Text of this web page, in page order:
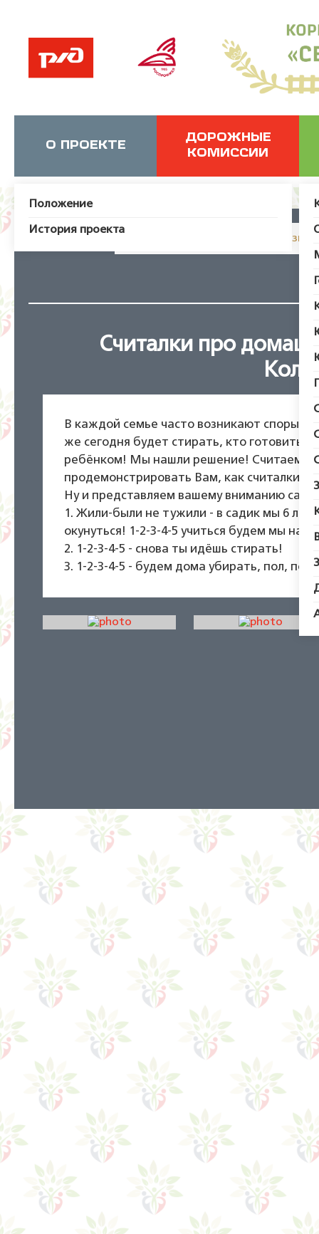
О ПРОЕКТЕ
Положение
История проекта
ДОРОЖНЫЕ
КОМИССИИ
JUser: :_load: Не удалось
Считалки про
В каждой семье часто возникают споры
же сегодня будет стирать, кто готовить,
ребёнком! Мы нашли решение! Считаем
продемонстрировать Вам, как считалки
Ну и представляем вашему вниманию сами
1. Жили-были не тужили - в садик мы 6 лет
окунуться! 1-2-3-4-5 учиться будем мы на
2. 1-2-3-4-5 - снова ты идёшь стирать!
3. 1-2-3-4-5 - будем дома убирать, пол,